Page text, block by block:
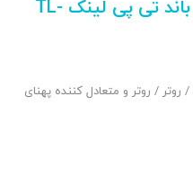
روتر و متعادل کننده پهنای باند تی پی لینک TL-
/ روتر / روتر و متعادل کننده پهنای